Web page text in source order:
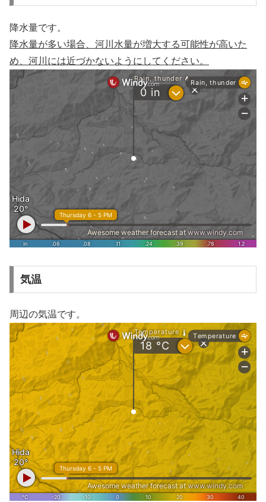
降水量です。
降水量が多い場合、河川水量が増大する可能性が高いた
め、河川には近づかないようにしてください。
気温
周辺の気温です。